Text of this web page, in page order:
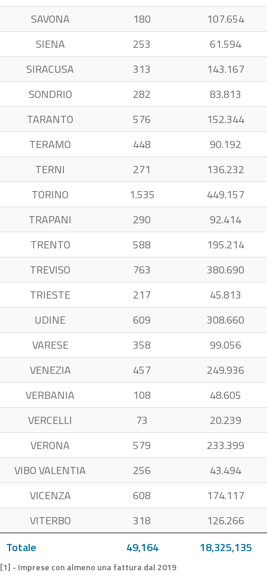
Totale 49,164 18,325,135
SAVONA
180
107.654
SIENA
253
61.594
SIRACUSA
313
143.167
SONDRIO
282
83.813
TARANTO
576
152.344
TERAMO
448
90.192
TERNI
271
136.232
TORINO
1.535
449.157
TRAPANI
290
92.414
TRENTO
588
195.214
TREVISO
763
380.690
TRIESTE
217
45.813
UDINE
609
308.660
VARESE
358
99.056
VENEZIA
457
249.936
VERBANIA
108
48.605
VERCELLI
73
20.239
VERONA
579
233.399
VIBO VALENTIA
256
43.494
VICENZA
608
174.117
VITERBO
318 126.266
[1] - Imprese con almeno una fattura dal 2019